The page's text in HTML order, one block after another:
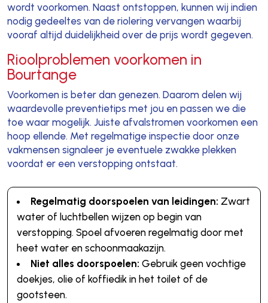
wordt voorkomen. Naast ontstoppen, kunnen wij indien
nodig gedeeltes van de riolering vervangen waarbij
vooraf altijd duidelijkheid over de prijs wordt gegeven.
Rioolproblemen voorkomen in
Bourtange
Voorkomen is beter dan genezen. Daarom delen wij
waardevolle preventietips met jou en passen we die
toe waar mogelijk. Juiste afvalstromen voorkomen een
hoop ellende. Met regelmatige inspectie door onze
vakmensen signaleer je eventuele zwakke plekken
voordat er een verstopping ontstaat.
Regelmatig doorspoelen van leidingen: Zwart
water of luchtbellen wijzen op begin van
verstopping. Spoel afvoeren regelmatig door met
heet water en schoonmaakazijn.
Niet alles doorspoelen: Gebruik geen vochtige
doekjes, olie of koffiedik in het toilet of de
gootsteen.